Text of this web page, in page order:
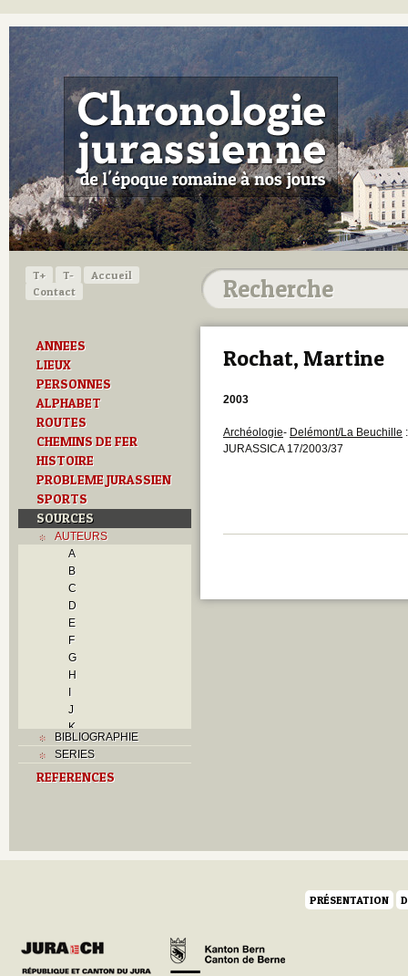
T+ T-
Accueil
Contact
ANNEES
LIEUX
PERSONNES
ALPHABET
ROUTES
CHEMINS DE FER
HISTOIRE
PROBLEME JURASSIEN
SPORTS
SOURCES
AUTEURS
A
B
C
D
E
F
G
H
I
J
K
L
M
N
S
Y
Z
BIBLIOGRAPHIE
SERIES
REFERENCES
Rochat, Martine
2003
Archéologie- Delémont/La Beuchille
JURASSICA 17/2003/37
PRÉSENTATION